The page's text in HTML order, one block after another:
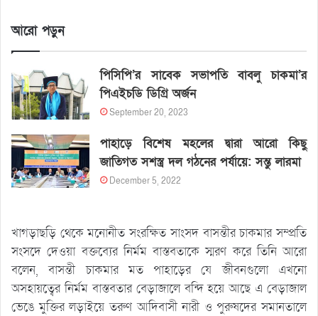
আরো পড়ুন
পিসিপি’র সাবেক সভাপতি বাবলু চাকমা’র
পিএইচডি ডিগ্রি অর্জন
September 20, 2023
পাহাড়ে বিশেষ মহলের দ্বারা আরো কিছু
জাতিগত সশস্ত্র দল গঠনের পর্যায়ে: সন্তু লারমা
December 5, 2022
খাগড়াছড়ি থেকে মনোনীত সংরক্ষিত সাংসদ বাসন্তীর চাকমার সম্প্রতি
সংসদে দেওয়া বক্তব্যের নির্মম বাস্তবতাকে স্মরণ করে তিনি আরো
বলেন, বাসন্তী চাকমার মত পাহাড়ের যে জীবনগুলো এখনো
অসহায়ত্বের নির্মম বাস্তবতার বেড়াজালে বন্দি হয়ে আছে এ বেড়াজাল
ভেঙে মুক্তির লড়াইয়ে তরুণ আদিবাসী নারী ও পুরুষদের সমানতালে